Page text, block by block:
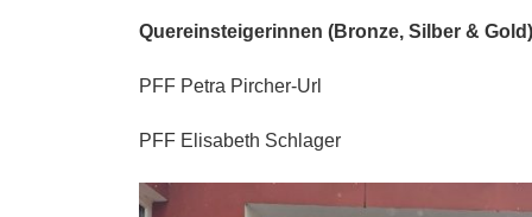
Quereinsteigerinnen (Bronze, Silber &
PFF Petra Pircher-Url
PFF Elisabeth Schlager